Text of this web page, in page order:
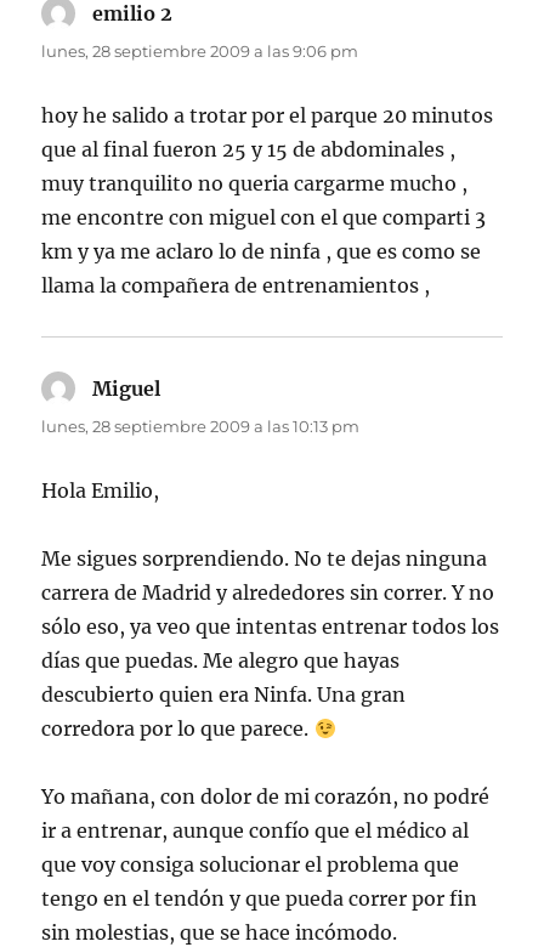
emilio 2
lunes, 28 septiembre 2009 a las 9:06 pm
hoy he salido a trotar por el parque 20 minutos
que al final fueron 25 y 15 de abdominales ,
muy tranquilito no queria cargarme mucho ,
me encontre con miguel con el que comparti 3
km y ya me aclaro lo de ninfa , que es como se
llama la compañera de entrenamientos ,
Miguel
lunes, 28 septiembre 2009 a las 10:13 pm
Hola Emilio,
Me sigues sorprendiendo. No te dejas ninguna
carrera de Madrid y alrededores sin correr. Y no
sólo eso, ya veo que intentas entrenar todos los
días que puedas. Me alegro que hayas
descubierto quien era Ninfa. Una gran
corredora por lo que parece.
Yo mañana, con dolor de mi corazón, no podré
ir a entrenar, aunque confío que el médico al
que voy consiga solucionar el problema que
tengo en el tendón y que pueda correr por fin
sin molestias, que se hace incómodo.